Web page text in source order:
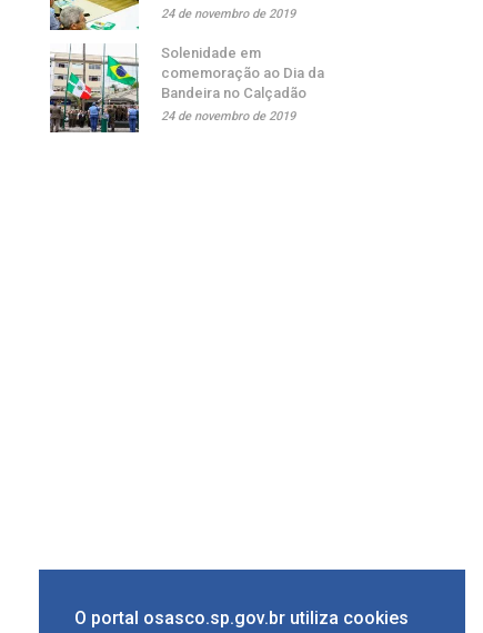
24 de novembro de 2019
Solenidade em
comemoração ao Dia da
Bandeira no Calçadão
24 de novembro de 2019
O portal osasco.sp.gov.br utiliza cookies